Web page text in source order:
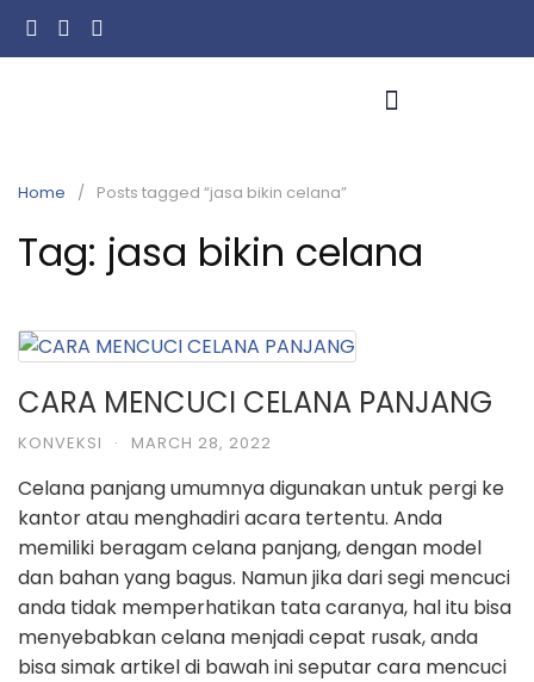
Home Posts tagged “jasa bikin celana”
Tag: jasa bikin celana
CARA MENCUCI CELANA PANJANG
KONVEKSI · MARCH 28, 2022
Celana panjang umumnya digunakan untuk pergi ke
kantor atau menghadiri acara tertentu. Anda
memiliki beragam celana panjang, dengan model
dan bahan yang bagus. Namun jika dari segi mencuci
anda tidak memperhatikan tata caranya, hal itu bisa
menyebabkan celana menjadi cepat rusak, anda
bisa simak artikel di bawah ini seputar cara mencuci